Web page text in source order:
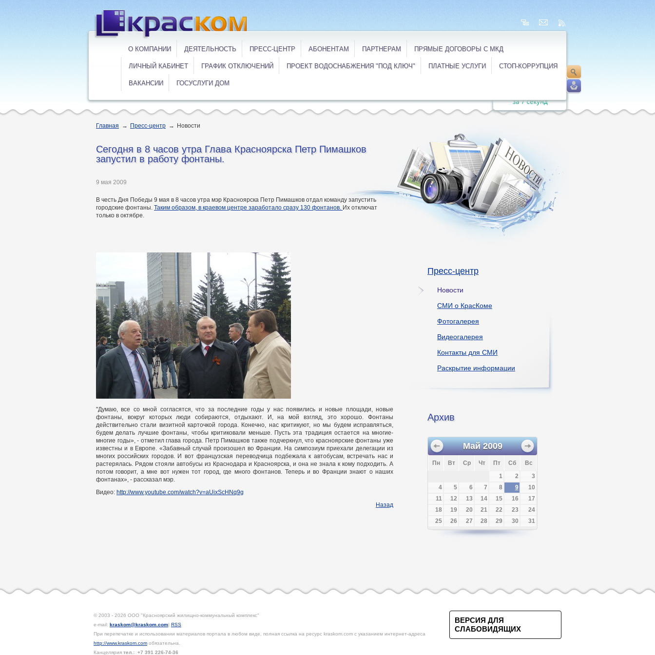
О КОМПАНИИ ДЕЯТЕЛЬНОСТЬ ПРЕСС-ЦЕНТР АБОНЕНТАМ ПАРТНЕРАМ ПРЯМЫЕ ДОГОВОРЫ С МКД
ЛИЧНЫЙ КАБИНЕТ ГРАФИК ОТКЛЮЧЕНИЙ ПРОЕКТ ВОДОСНАБЖЕНИЯ "ПОД КЛЮЧ" ПЛАТНЫЕ УСЛУГИ СТОП-КОРРУПЦИЯ
ВАКАНСИИ ГОСУСЛУГИ ДОМ
Главная → Пресс-центр → Новости
Cегодня в 8 часов утра Глава Красноярска Петр Пимашков
запустил в работу фонтаны.
9 мая 2009
В честь Дня Победы 9 мая в 8 часов утра мэр Красноярска Петр Пимашков отдал команду запустить
городские фонтаны. Таким образом, в краевом центре заработало сразу 130 фонтанов. Их отключат
только в октябре.
"Думаю, все со мной согласятся, что за последние годы у нас появились и новые площади, новые
фонтаны, вокруг которых люди собираются, отдыхают. И, на мой взгляд, это хорошо. Фонтаны
действительно стали визитной карточкой города. Конечно, нас критикуют, но мы будем исправляться,
будем делать лучшие фонтаны, чтобы критиковали меньше. Пусть эта традиция остается на многие-
многие годы», - отметил глава города. Петр Пимашков также подчеркнул, что красноярские фонтаны уже
известны и в Европе. «Забавный случай произошел во Франции. На симпозиум приехали делегации из
многих российских городов. И вот французская переводчица подбежала к автобусам, встречать нас и
растерялась. Рядом стояли автобусы из Краснодара и Красноярска, и она не знала к кому подходить. А
потом говорит, а мне вот нужен тот город, где много фонтанов. Теперь и во Франции знают о наших
фонтанах», - рассказал мэр.
Видео: http://www.youtube.com/watch?v=aUixScHNq9g
Назад
Пресс-центр
Новости
СМИ о КрасКоме
Фотогалерея
Видеогалерея
Контакты для СМИ
Раскрытие информации
Архив
Май 2009
Пн Вт Ср Чт Пт Сб
Вс
1
2
3
4
5 6 7 8 9
10
11
12 13 14 15 16
17
18
19 20 21 22 23
24
25
26 27 28 29 30 31
© 2003 - 2026 ООО "Красноярский жилищно-коммунальный комплекс"
e-mail: kraskom@kraskom.com| RSS
При перепечатке и использовании материалов портала в любом виде, полная ссылка на ресурс kraskom.com с указанием интернет-адреса
http://www.kraskom.com обязательна.
Канцелярия тел.: +7 391 226-74-36
ВЕРСИЯ ДЛЯ
СЛАБОВИДЯЩИХ